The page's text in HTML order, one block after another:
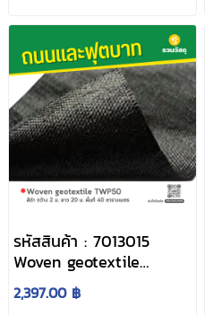
ฝาท่อตะแกรง
เหล็ก
ตะแกรงเหล็ก
รางระบายน้ำ
รหัสสินค้า : 7013015
Woven geotextile
TWP50 สีดำ กว้าง 2 ม.
ยาว 20 ม. พื้นที่ 40
2,397.00 ฿